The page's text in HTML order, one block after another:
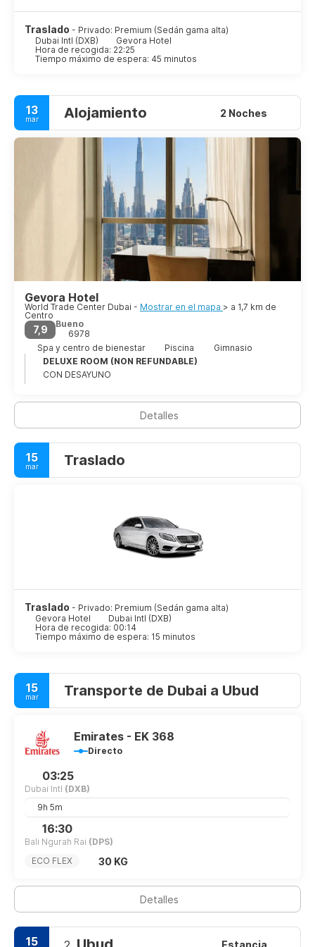
Otra gran atracción en Dubai es la Mezquita de Jumeirah,
que aunque esta fuera del casco antiguo, es un maravilloso
ejemplo de la arquitectura islámica tradicional. Dubai es una
lugares más excitantes del mundo".
Traslado - Privado: Premium (Sedán gama alta)
Dubai Intl (DXB)
Gevora Hotel
Hora de recogida: 22:25
Tiempo máximo de espera: 45 minutos
13
mar Alojamiento 2 Noches
Gevora Hotel
World Trade Center Dubai - Mostrar en el mapa > a 1,7 km de
Centro
7,9
Bueno
6978
Spa y centro de bienestar
Piscina
Gimnasio
DELUXE ROOM (NON REFUNDABLE)
CON DESAYUNO
Detalles
15
mar Traslado
Traslado - Privado: Premium (Sedán gama alta)
Gevora Hotel
Dubai Intl (DXB)
Hora de recogida: 00:14
Tiempo máximo de espera: 15 minutos
15
mar Transporte de Dubai a Ubud
Emirates - EK 368
Directo
03:25
Dubai Intl (DXB)
9h 5m
16:30
Bali Ngurah Rai (DPS)
ECO FLEX
30 KG
Detalles
15 Estancia